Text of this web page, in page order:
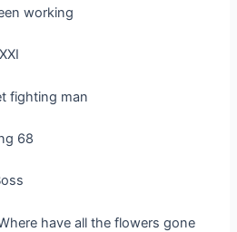
working
fighting man
68
have all the flowers gone